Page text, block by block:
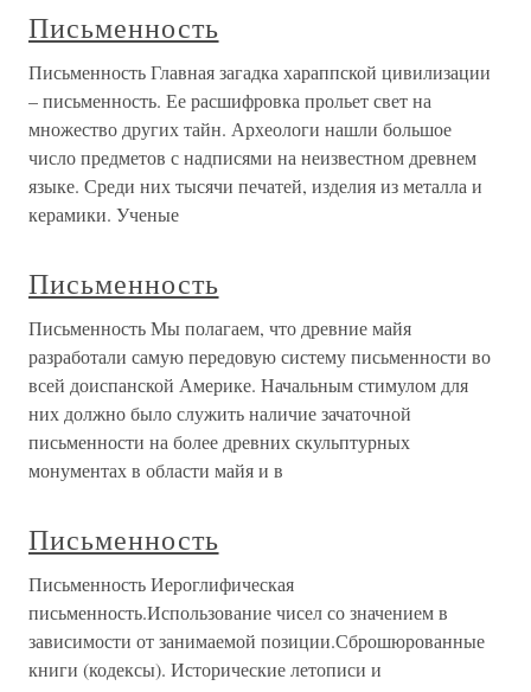
Письменность
Письменность Главная загадка хараппской цивилизации
– письменность. Ее расшифровка прольет свет на
множество других тайн. Археологи нашли большое
число предметов с надписями на неизвестном древнем
языке. Среди них тысячи печатей, изделия из металла и
керамики. Ученые
Письменность
Письменность Мы полагаем, что древние майя
разработали самую передовую систему письменности во
всей доиспанской Америке. Начальным стимулом для
них должно было служить наличие зачаточной
письменности на более древних скульптурных
монументах в области майя и в
Письменность
Письменность Иероглифическая
письменность.Использование чисел со значением в
зависимости от занимаемой позиции.Сброшюрованные
книги (кодексы). Исторические летописи и